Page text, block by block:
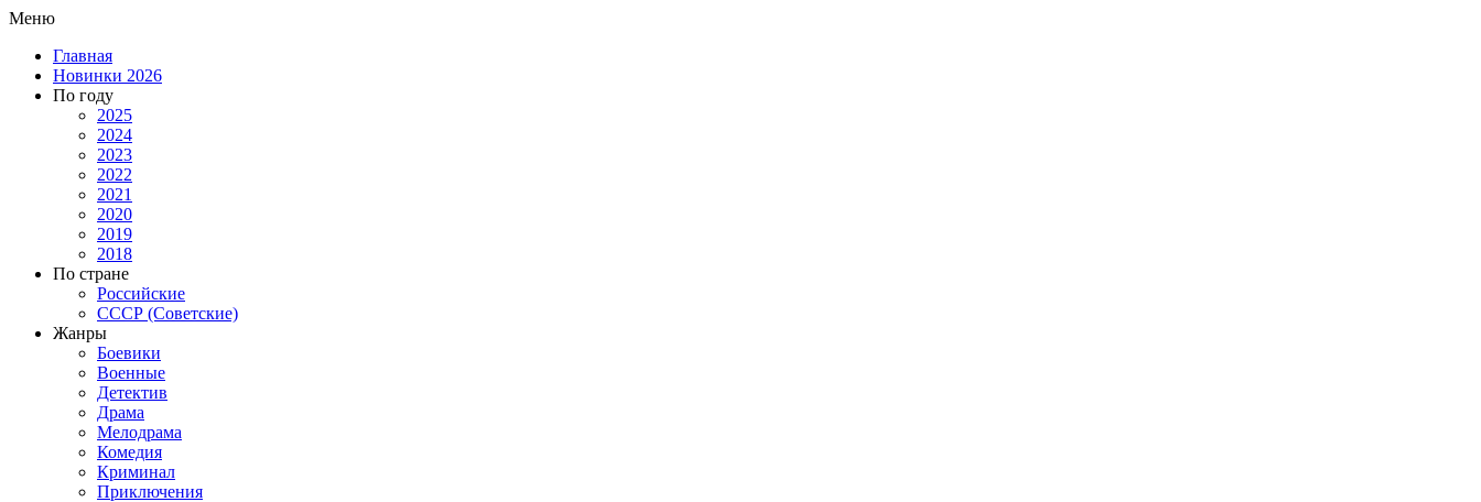
Меню
Главная
Новинки 2026
По году
2025
2024
2023
2022
2021
2020
2019
2018
По стране
Российские
СССР (Советские)
Жанры
Боевики
Военные
Детектив
Драма
Мелодрама
Комедия
Криминал
Приключения